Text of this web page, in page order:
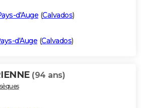
d'Auge (Calvados)
d'Auge (Calvados)
(94 ans)